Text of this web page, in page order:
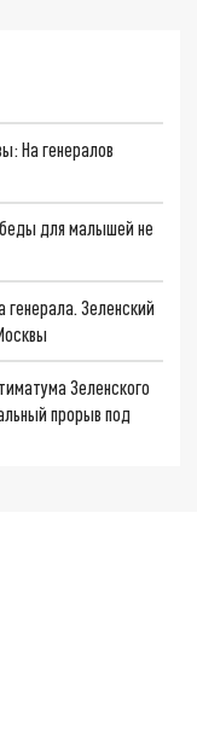
На генералов
для малышей не
Зеленский
Зеленского
прорыв под